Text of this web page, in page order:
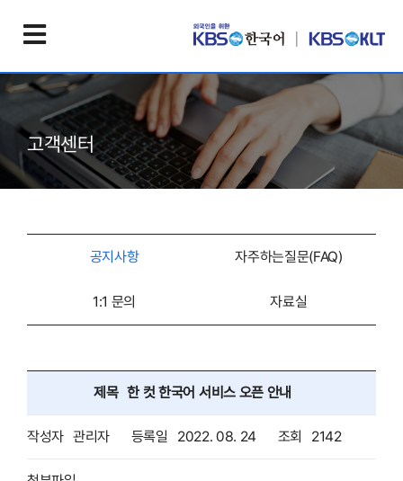
고객센터
공지사항 자주하는질문(FAQ)
1:1 문의 자료실
제목 한 컷 한국어 서비스 오픈 안내
작성자 관리자 등록일 2022. 08. 24 조회 2142